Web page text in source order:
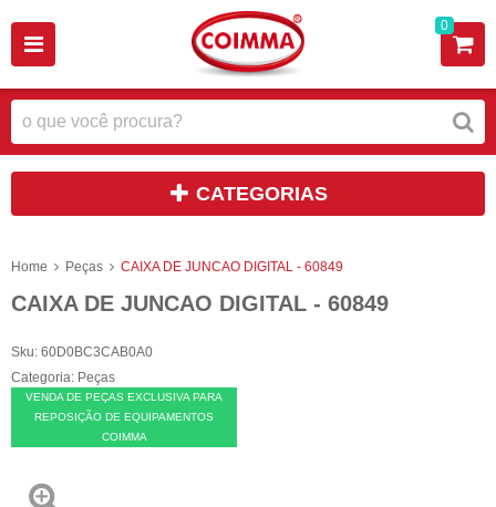
0
CATEGORIAS
Home Peças CAIXA DE JUNCAO DIGITAL - 60849
CAIXA DE JUNCAO DIGITAL - 60849
Sku: 60D0BC3CAB0A0
Categoria: Peças
VENDA DE PEÇAS EXCLUSIVA PARA
REPOSIÇÃO DE EQUIPAMENTOS
COIMMA